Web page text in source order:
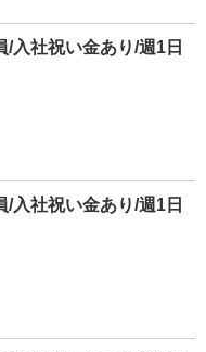
/入社祝い金あり/週1日
/入社祝い金あり/週1日